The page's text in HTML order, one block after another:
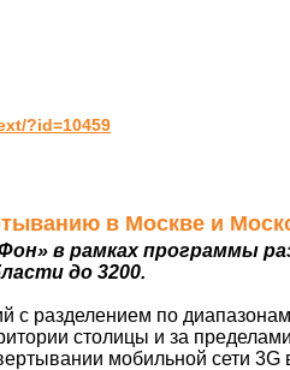
?id=10459
в Москве и
в рамках программы
до 3200.
с разделением по
столицы и за
мобильной сети